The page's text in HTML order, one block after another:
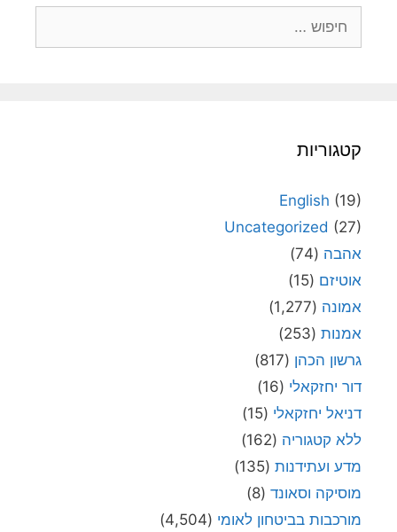
קטגוריות
English (19)
Uncategorized (27)
אהבה (74)
אוטיזם (15)
אמונה (1,277)
אמנות (253)
גרשון הכהן (817)
דור יחזקאלי (16)
דניאל יחזקאלי (15)
ללא קטגוריה (162)
מדע ועתידנות (135)
מוסיקה וסאונד (8)
מורכבות בביטחון לאומי (4,504)